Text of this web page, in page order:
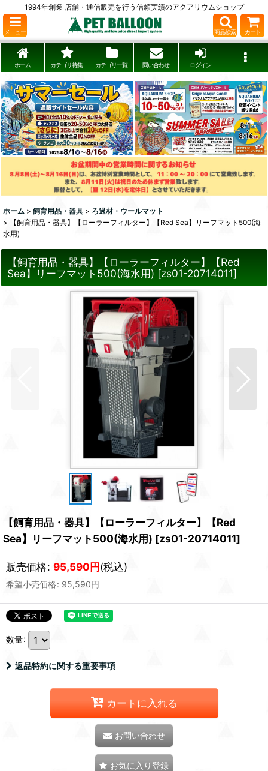
1994年創業 店舗・通信販売を行う信頼実績のアクアリウムショップ
メニュー 商品検索 カート
ホーム カテゴリ特集 カテゴリ一覧 問い合わせ ログイン
ホーム > 飼育用品・器具 > ろ過材・ウールマット
>
【飼育用品・器具】【ローラーフィルター】【Red Sea】リーフマット500(海
水用)
【飼育用品・器具】【ローラーフィルター】【Red
Sea】リーフマット500(海水用) [zs01-20714011]
【飼育用品・器具】【ローラーフィルター】【Red
Sea】リーフマット500(海水用) [zs01-20714011]
販売価格: 95,590円(税込)
希望小売価格: 95,590円
数量:
返品特約に関する重要事項
カートに入れる
お問い合わせ
お気に入り登録